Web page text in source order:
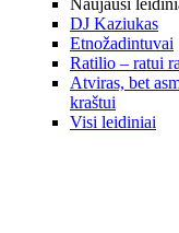
Naujausi
DJ Kaziukas
Etnožadintuvai
Ratilio – ratui
Atviras, bet
kraštui
Visi leidiniai